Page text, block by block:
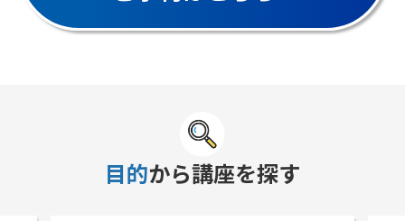
目的から講座を探す